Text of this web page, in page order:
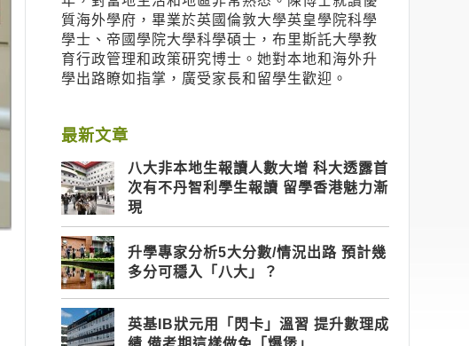
質海外學府，畢業於英國倫敦大學英皇學院科學
學士、帝國學院大學科學碩士，布里斯託大學教
育行政管理和政策研究博士。她對本地和海外升
學出路瞭如指掌，廣受家長和留學生歡迎。
最新文章
八大非本地生報讀人數大增 科大透露首
次有不丹智利學生報讀 留學香港魅力漸
現
升學專家分析5大分數/情況出路 預計幾
多分可穩入「八大」？
英基IB狀元用「閃卡」溫習 提升數理成